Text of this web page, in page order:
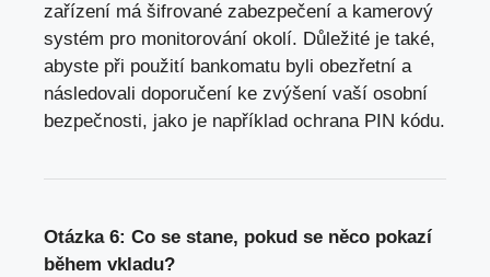
zařízení má šifrované zabezpečení a kamerový
systém pro monitorování okolí. Důležité je také,
abyste při použití bankomatu byli obezřetní a
následovali doporučení ke zvýšení vaší osobní
bezpečnosti, jako je například ochrana PIN kódu.
Otázka 6: Co se stane, pokud se něco pokazí
během vkladu?